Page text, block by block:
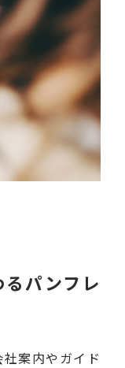
パンフレ
案内やガイド